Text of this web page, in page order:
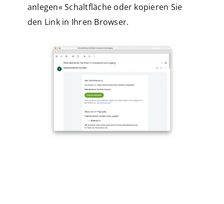
anlegen« Schaltfläche oder kopieren Sie
den Link in Ihren Browser.